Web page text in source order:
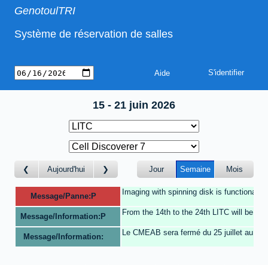
GenotoulTRI
Système de réservation de salles
Aide
15 - 21 juin 2026
Aujourd'hui Jour Semaine Mois
Message/Panne:P Imaging with spinning disk is functional.
Message/Information:P From the 14th to the 24th LITC will be
Message/Information: Le CMEAB sera fermé du 25 juillet au 16